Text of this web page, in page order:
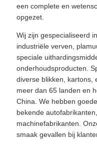
een complete en
opgezet.
Wij zijn gespecialiseerd
industriële verven,
speciale
onderhoudsproducten.
diverse blikken, kartons,
meer dan 65 landen en
China. We hebben
bekende
machinefabrikanten.
smaak gevallen bij